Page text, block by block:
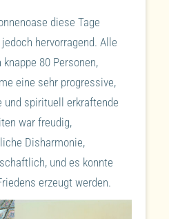
diese Tage
hervorragend. Alle
80 Personen,
eine sehr progressive,
und spirituell erkraftende
war freudig,
Disharmonie,
und es konnte
erzeugt werden.